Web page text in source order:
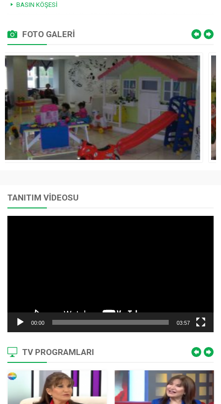
BASIN KÖŞESI
FOTO GALERİ
TANITIM VİDEOSU
00:00 03:57
TV PROGRAMLARI